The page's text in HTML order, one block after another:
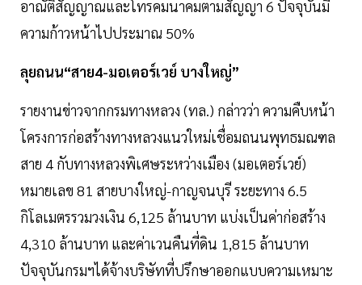
อาณัติสัญญาณและโทรคมนาคมตามสัญญา 6 ปัจจุบันมี
ความก้าวหน้าไปประมาณ 50%
ลุยถนน“สาย4-มอเตอร์เวย์ บางใหญ่”
รายงานข่าวจากกรมทางหลวง (ทล.) กล่าวว่า ความคืบหน้า
โครงการก่อสร้างทางหลวงแนวใหม่เชื่อมถนนพุทธมณฑล
สาย 4 กับทางหลวงพิเศษระหว่างเมือง (มอเตอร์เวย์)
หมายเลข 81 สายบางใหญ่-กาญจนบุรี ระยะทาง 6.5
กิโลเมตรรวมวงเงิน 6,125 ล้านบาท แบ่งเป็นค่าก่อสร้าง
4,310 ล้านบาท และค่าเวนคืนที่ดิน 1,815 ล้านบาท
ปัจจุบันกรมฯได้จ้างบริษัทที่ปรึกษาออกแบบความเหมาะ